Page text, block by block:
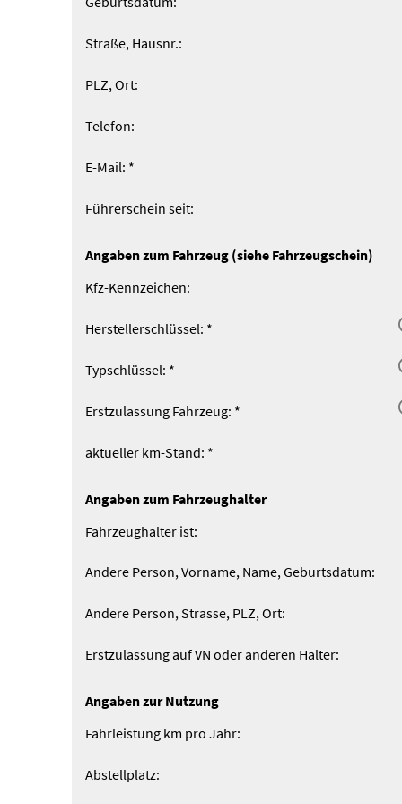
Straße, Hausnr.:
PLZ, Ort:
Telefon:
E-Mail: *
Führerschein seit:
Angaben zum Fahrzeug (siehe Fahrzeugschein)
Kfz-Kenn­zeichen:
Herstellerschlüssel: *
Typschlüssel: *
Erstzulassung Fahrzeug: *
aktueller km-Stand: *
Angaben zum Fahrzeughalter
Fahrzeughalter ist:
Andere Person, Vorname, Name, Geburts­datum:
Andere Person, Strasse, PLZ, Ort:
Erstzulassung auf VN oder anderen Halter:
Angaben zur Nutzung
Fahrleistung km pro Jahr:
Abstellplatz: